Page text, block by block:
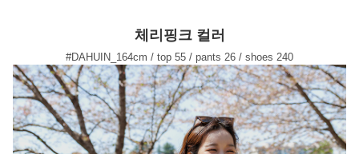
체리핑크 컬러
#DAHUIN_164cm / top 55 / pants 26 / shoes 240